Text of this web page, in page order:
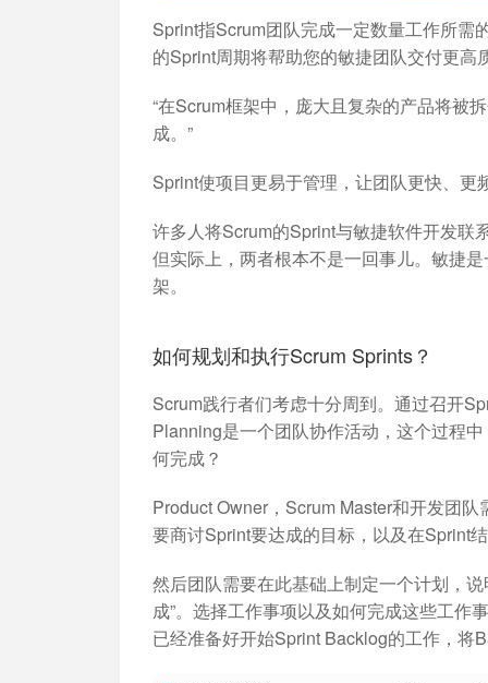
Sprint指Scrum团队完成一定数量工作所需
的Sprint周期将帮助您的敏捷团队交付更高
“在Scrum框架中，庞大且复杂的产品将被
成。”
Sprint使项目更易于管理，让团队更快、
许多人将Scrum的Sprint与敏捷软件开发联
但实际上，两者根本不是一回事儿。敏捷
架。
如何规划和执行Scrum Sprints？
Scrum践行者们考虑十分周到。通过召开
Planning是一个团队协作活动，这个过程
何完成？
Product Owner，Scrum Master和开发团
要商讨Sprint要达成的目标，以及在Sprint
然后团队需要在此基础上制定一个计划，
成”。选择工作事项以及如何完成这些工作
已经准备好开始Sprint Backlog的工作，将